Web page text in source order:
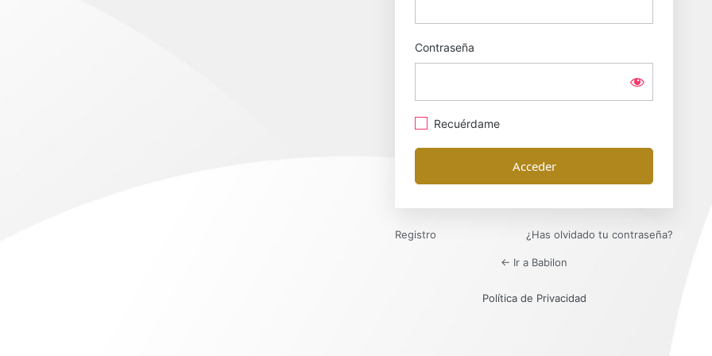
Contraseña
Recuérdame
Registro ¿Has olvidado tu contraseña?
← Ir a Babilon
Política de Privacidad